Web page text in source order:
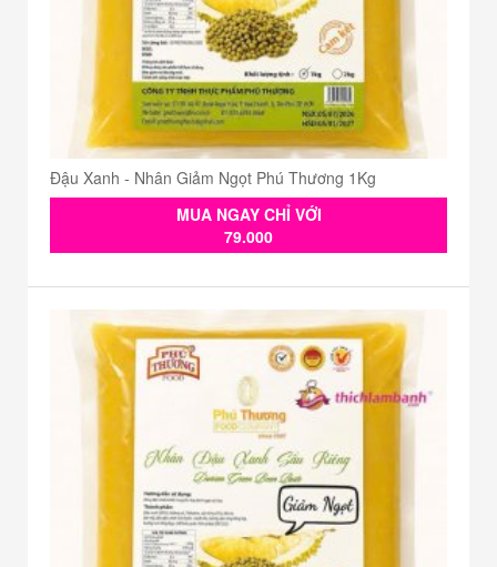
Đậu Xanh - Nhân Giảm Ngọt Phú Thương 1Kg
MUA NGAY CHỈ VỚI
79.000